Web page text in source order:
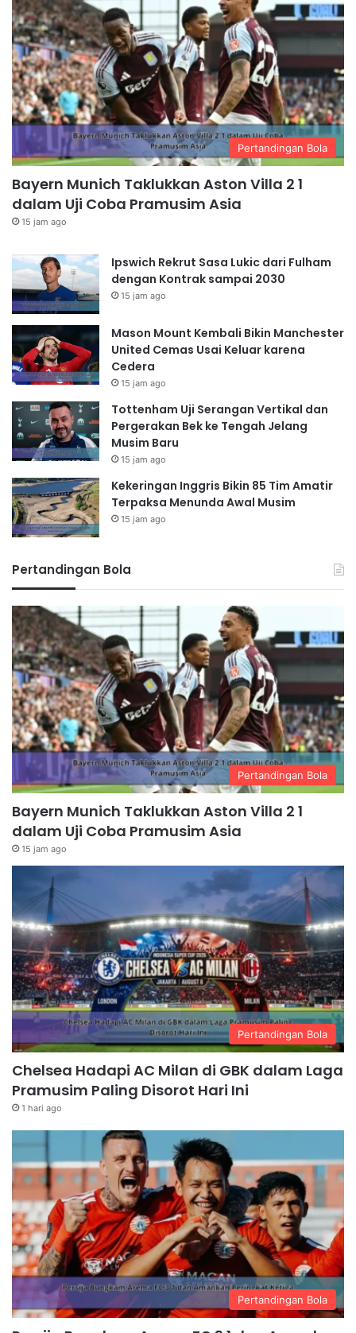
Pertandingan Bola
Bayern Munich Taklukkan Aston Villa 2 1
dalam Uji Coba Pramusim Asia
15 jam ago
Ipswich Rekrut Sasa Lukic dari Fulham
dengan Kontrak sampai 2030
15 jam ago
Mason Mount Kembali Bikin Manchester
United Cemas Usai Keluar karena
Cedera
15 jam ago
Tottenham Uji Serangan Vertikal dan
Pergerakan Bek ke Tengah Jelang
Musim Baru
15 jam ago
Kekeringan Inggris Bikin 85 Tim Amatir
Terpaksa Menunda Awal Musim
15 jam ago
Pertandingan Bola
Pertandingan Bola
Bayern Munich Taklukkan Aston Villa 2 1
dalam Uji Coba Pramusim Asia
15 jam ago
Pertandingan Bola
Chelsea Hadapi AC Milan di GBK dalam Laga
Pramusim Paling Disorot Hari Ini
1 hari ago
Pertandingan Bola